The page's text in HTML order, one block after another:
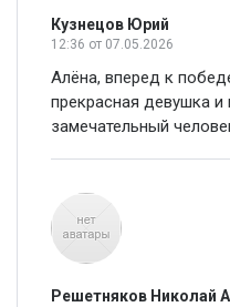
Кузнецов Юрий
12:36 от 07.05.2026
Алёна, вперед к
прекрасная девушка
замечательный
Решетняков Николай